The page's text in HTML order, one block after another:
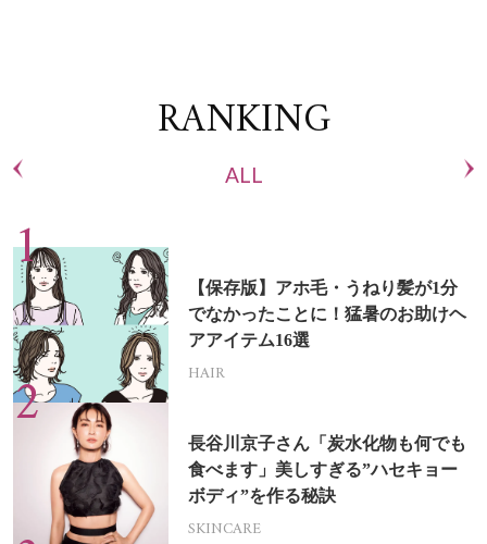
RANKING
ALL
【保存版】アホ毛・うねり髪が1分
でなかったことに！猛暑のお助けヘ
アアイテム16選
HAIR
長谷川京子さん「炭水化物も何でも
食べます」美しすぎる”ハセキョー
ボディ”を作る秘訣
SKINCARE